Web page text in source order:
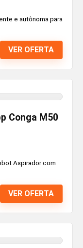
e autônoma para
VER OFERTA
Conga M50
Aspirador com
VER OFERTA